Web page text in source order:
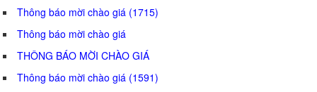
Thông báo mời chào giá (1715)
Thông báo mời chào giá
THÔNG BÁO MỜI CHÀO GIÁ
Thông báo mời chào giá (1591)